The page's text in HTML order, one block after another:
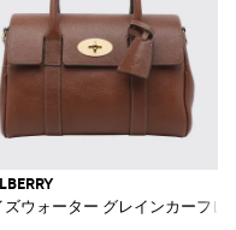
ドバッグ
ズウォーター グレインカーフ